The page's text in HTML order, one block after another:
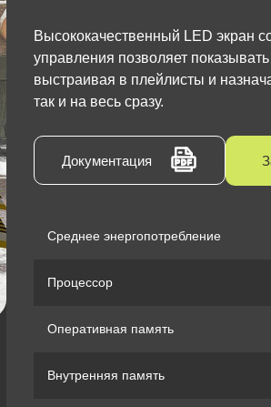
Высококачественный LED экран
управления позволяет
выстраивая в плейлисты и
так и на весь сразу.
Документация
Среднее энергопотребление
Процессор
Оперативная память
Внутренняя память